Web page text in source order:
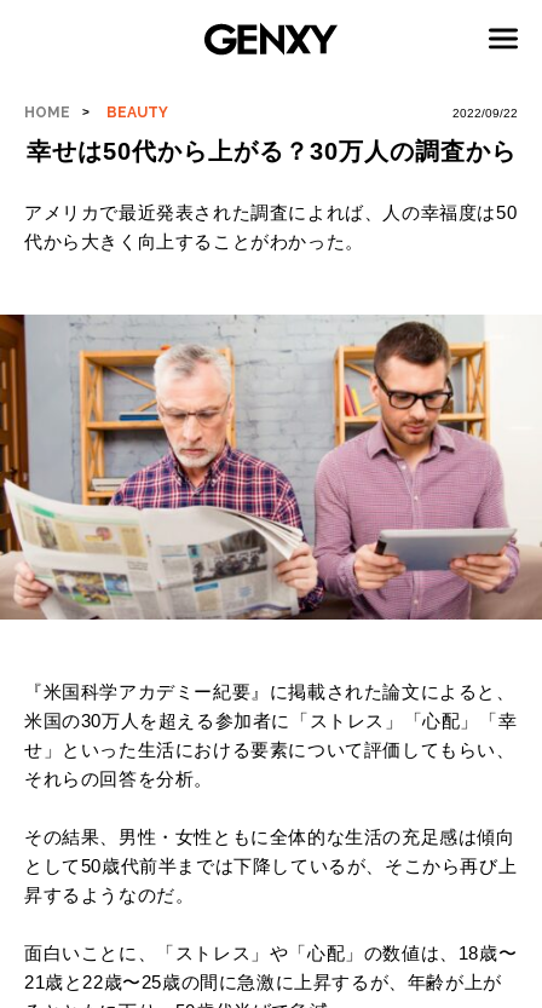
HOME BEAUTY 2022/09/22
幸せは50代から上がる？30万人の調査から
アメリカで最近発表された調査によれば、人の幸福度は50
代から大きく向上することがわかった。
『米国科学アカデミー紀要』に掲載された論文によると、
米国の30万人を超える参加者に「ストレス」「心配」「幸
せ」といった生活における要素について評価してもらい、
それらの回答を分析。
その結果、男性・女性ともに全体的な生活の充足感は傾向
として50歳代前半までは下降しているが、そこから再び上
昇するようなのだ。
面白いことに、「ストレス」や「心配」の数値は、18歳〜
21歳と22歳〜25歳の間に急激に上昇するが、年齢が上が